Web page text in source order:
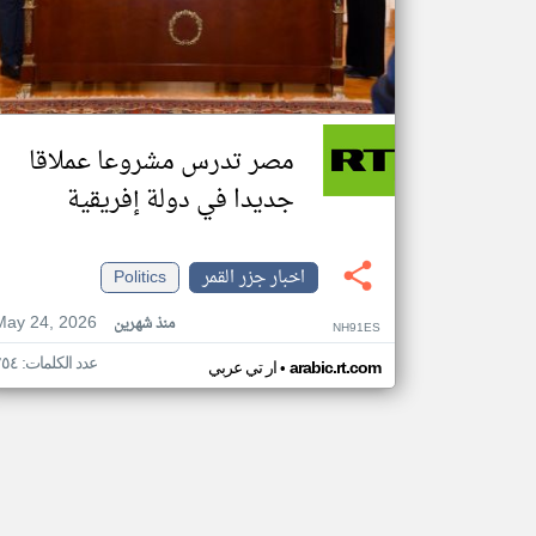
مصر تدرس مشروعا عملاقا
جديدا في دولة إفريقية
اخبار جزر القمر
Politics
24, 2026
منذ شهرين NH91ES
ار تي عربي• arabic.rt.com عدد الكلمات: ٢٥٤